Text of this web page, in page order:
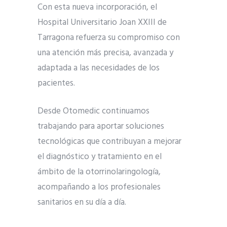
Con esta nueva incorporación, el
Hospital Universitario Joan XXIII de
Tarragona refuerza su compromiso con
una atención más precisa, avanzada y
adaptada a las necesidades de los
pacientes.
Desde Otomedic continuamos
trabajando para aportar soluciones
tecnológicas que contribuyan a mejorar
el diagnóstico y tratamiento en el
ámbito de la otorrinolaringología,
acompañando a los profesionales
sanitarios en su día a día.